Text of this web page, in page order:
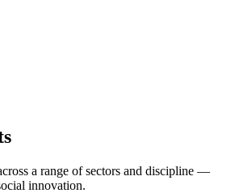
a range of sectors and discipline —
innovation.